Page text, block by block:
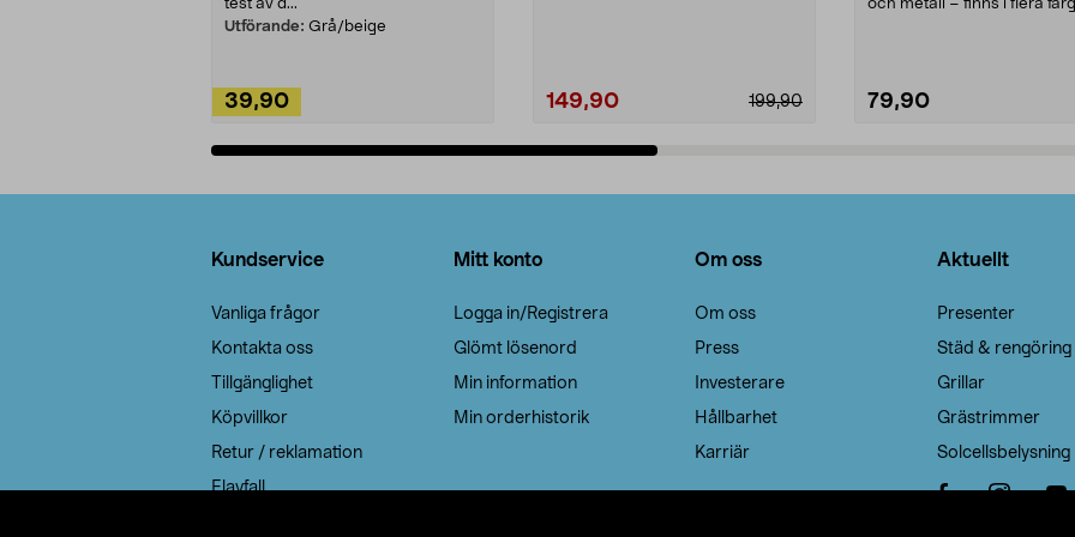
test av d...
Utförande: Grå/beige
39,90 199,90
149,90
och metall – finns i flera
79,90
Kundservice
Vanliga frågor
Kontakta oss
Tillgänglighet
Köpvillkor
Retur / reklamation
Elavfall
Mitt konto
Logga in/Registrera
Glömt lösenord
Min information
Min orderhistorik
Om oss
Om oss
Press
Investerare
Hållbarhet
Karriär
Aktuellt
Presenter
Städ & rengöring
Grillar
Grästrimmer
Solcellsbelysning